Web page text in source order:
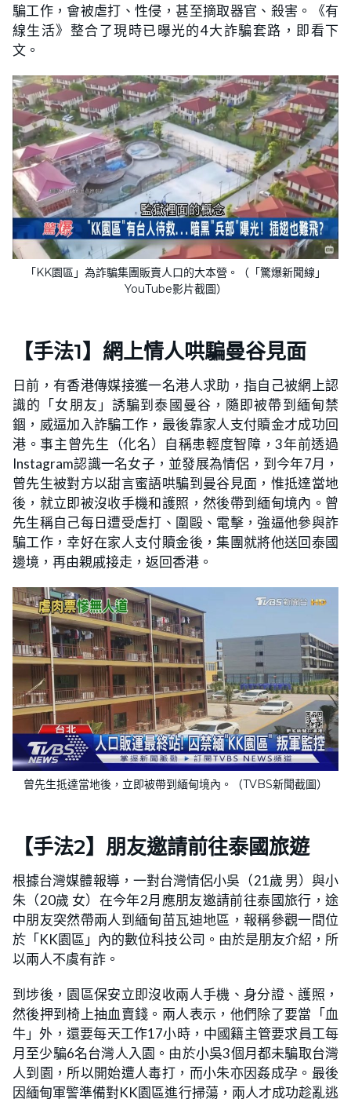
騙工作，會被虐打、性侵，甚至摘取器官、殺害。《有
線生活》整合了現時已曝光的4大詐騙套路，即看下
文。
「KK園區」為詐騙集團販賣人口的大本營。（「驚爆新聞線」
YouTube影片截圖）
【手法1】網上情人哄騙曼谷見面
日前，有香港傳媒接獲一名港人求助，指自己被網上認
識的「女朋友」誘騙到泰國曼谷，隨即被帶到緬甸禁
錮，威逼加入詐騙工作，最後靠家人支付贖金才成功回
港。事主曾先生（化名）自稱患輕度智障，3年前透過
Instagram認識一名女子，並發展為情侶，到今年7月，
曾先生被對方以甜言蜜語哄騙到曼谷見面，惟抵達當地
後，就立即被沒收手機和護照，然後帶到緬甸境內。曾
先生稱自己每日遭受虐打、圍毆、電擊，強逼他參與詐
騙工作，幸好在家人支付贖金後，集團就將他送回泰國
邊境，再由親戚接走，返回香港。
曾先生抵達當地後，立即被帶到緬甸境內。（TVBS新聞截圖）
【手法2】朋友邀請前往泰國旅遊
根據台灣媒體報導，一對台灣情侶小吳（21歲 男）與小
朱（20歲 女）在今年2月應朋友邀請前往泰國旅行，途
中朋友突然帶兩人到緬甸苗瓦迪地區，報稱參觀一間位
於「KK園區」內的數位科技公司。由於是朋友介紹，所
以兩人不虞有詐。
到埗後，園區保安立即沒收兩人手機、身分證、護照，
然後押到椅上抽血賣錢。兩人表示，他們除了要當「血
牛」外，還要每天工作17小時，中國籍主管要求員工每
月至少騙6名台灣人入園。由於小吳3個月都未騙取台灣
人到園，所以開始遭人毒打，而小朱亦因姦成孕。最後
因緬甸軍警準備對KK園區進行掃蕩，兩人才成功趁亂逃